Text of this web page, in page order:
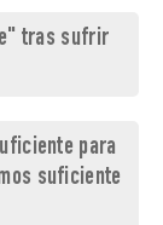
tras sufrir
para
suficiente